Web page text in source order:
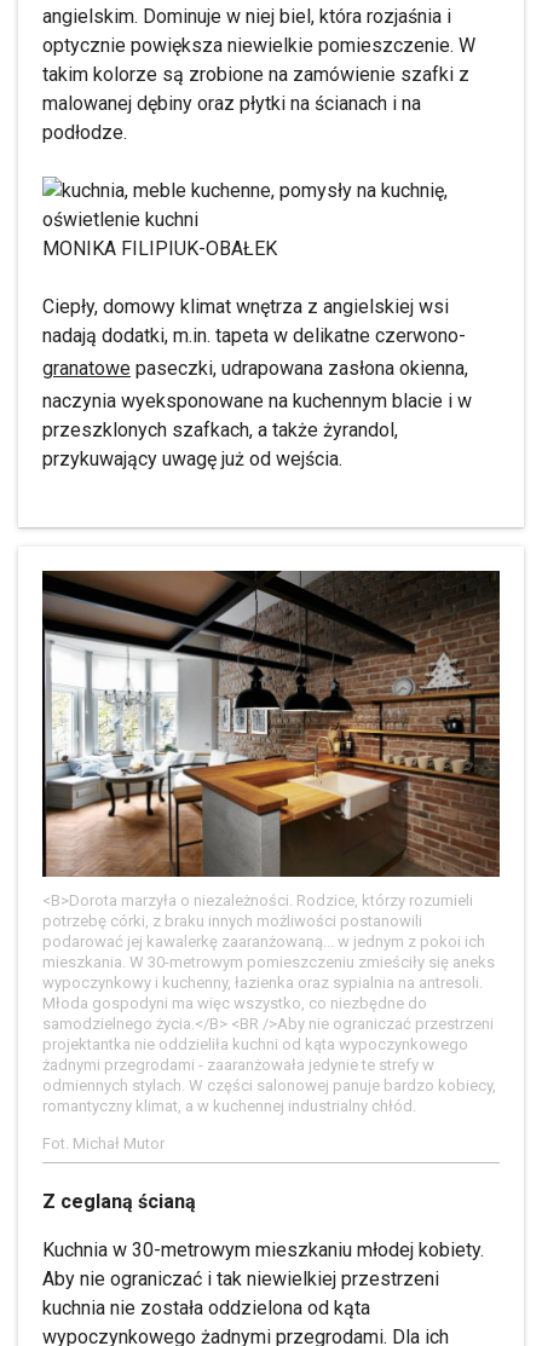
angielskim. Dominuje w niej biel, która rozjaśnia i
optycznie powiększa niewielkie pomieszczenie. W
takim kolorze są zrobione na zamówienie szafki z
malowanej dębiny oraz płytki na ścianach i na
podłodze.
MONIKA FILIPIUK-OBAŁEK
Ciepły, domowy klimat wnętrza z angielskiej wsi
nadają dodatki, m.in. tapeta w delikatne czerwono-
granatowe paseczki, udrapowana zasłona okienna,
naczynia wyeksponowane na kuchennym blacie i w
przeszklonych szafkach, a także żyrandol,
przykuwający uwagę już od wejścia.
<B>Dorota marzyła o niezależności. Rodzice, którzy rozumieli
potrzebę córki, z braku innych możliwości postanowili
podarować jej kawalerkę zaaranżowaną... w jednym z pokoi ich
mieszkania. W 30-metrowym pomieszczeniu zmieściły się aneks
wypoczynkowy i kuchenny, łazienka oraz sypialnia na antresoli.
Młoda gospodyni ma więc wszystko, co niezbędne do
samodzielnego życia.</B> <BR />Aby nie ograniczać przestrzeni
projektantka nie oddzieliła kuchni od kąta wypoczynkowego
żadnymi przegrodami - zaaranżowała jedynie te strefy w
odmiennych stylach. W części salonowej panuje bardzo kobiecy,
romantyczny klimat, a w kuchennej industrialny chłód.
Fot. Michał Mutor
Z ceglaną ścianą
Kuchnia w 30-metrowym mieszkaniu młodej kobiety.
Aby nie ograniczać i tak niewielkiej przestrzeni
kuchnia nie została oddzielona od kąta
wypoczynkowego żadnymi przegrodami. Dla ich